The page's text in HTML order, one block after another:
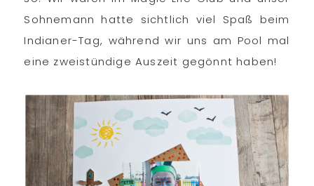
Sohnemann hatte sichtlich viel Spaß beim
Indianer-Tag, während wir uns am Pool mal
eine zweistündige Auszeit gegönnt haben!